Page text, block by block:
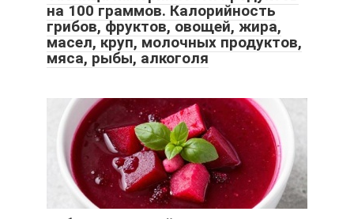
на 100 граммов. Калорийность
грибов, фруктов, овощей, жира,
масел, круп, молочных продуктов,
мяса, рыбы, алкоголя